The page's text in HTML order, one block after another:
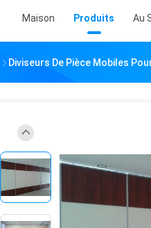
Maison Produits Au
Diviseurs De Pièce Mobiles